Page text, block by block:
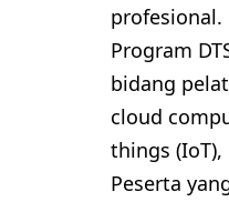
profesional.
Program
bidang
cloud
things (IoT),
Peserta